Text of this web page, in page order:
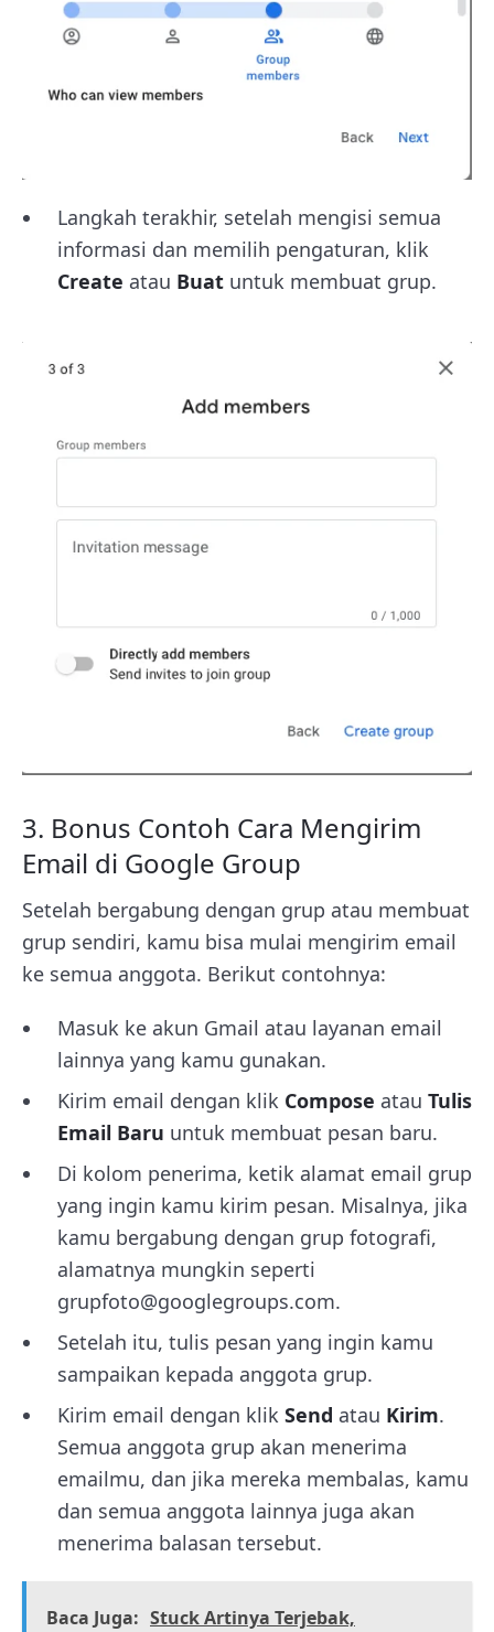
Langkah terakhir, setelah mengisi semua
informasi dan memilih pengaturan, klik
Create atau Buat untuk membuat grup.
3. Bonus Contoh Cara Mengirim
Email di Google Group
Setelah bergabung dengan grup atau membuat
grup sendiri, kamu bisa mulai mengirim email
ke semua anggota. Berikut contohnya:
Masuk ke akun Gmail atau layanan email
lainnya yang kamu gunakan.
Kirim email dengan klik Compose atau Tulis
Email Baru untuk membuat pesan baru.
Di kolom penerima, ketik alamat email grup
yang ingin kamu kirim pesan. Misalnya, jika
kamu bergabung dengan grup fotografi,
alamatnya mungkin seperti
grupfoto@googlegroups.com.
Setelah itu, tulis pesan yang ingin kamu
sampaikan kepada anggota grup.
Kirim email dengan klik Send atau Kirim.
Semua anggota grup akan menerima
emailmu, dan jika mereka membalas, kamu
dan semua anggota lainnya juga akan
menerima balasan tersebut.
Baca Juga: Stuck Artinya Terjebak,